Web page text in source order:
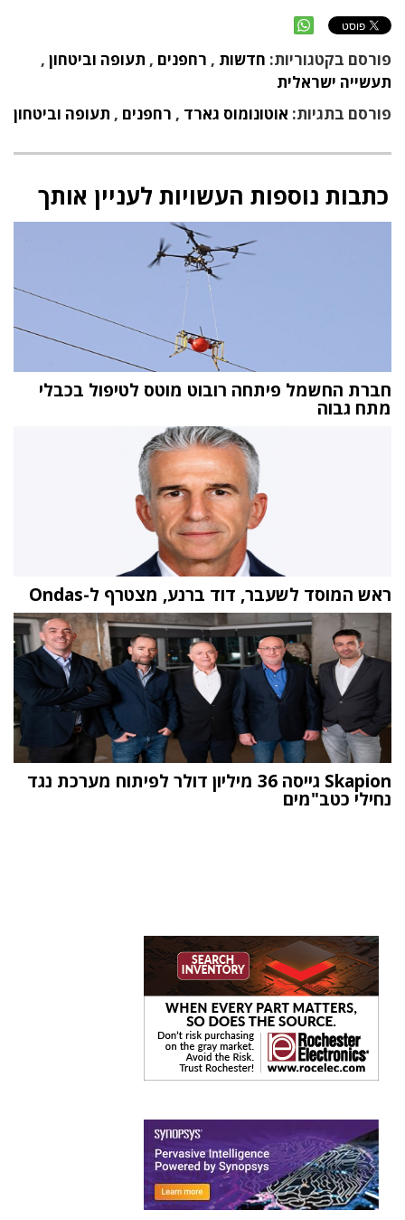
פורסם בקטגוריות: חדשות , רחפנים , תעופה וביטחון ,
תעשייה ישראלית
פורסם בתגיות: אוטונומוס גארד , רחפנים , תעופה וביטחון
כתבות נוספות העשויות לעניין אותך
חברת החשמל פיתחה רובוט מוטס לטיפול בכבלי
מתח גבוה
ראש המוסד לשעבר, דוד ברנע, מצטרף ל-Ondas
Skapion גייסה 36 מיליון דולר לפיתוח מערכת נגד
נחילי כטב"מים